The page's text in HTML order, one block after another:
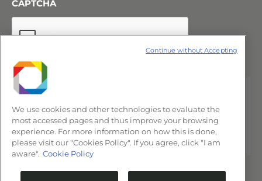
CAPTCHA
We use cookies and other technologies to evaluate the
most accessed pages and thus improve your browsing
experience. For more information on how this is done,
please visit our "Cookies Policy". If you agree, click "I am
aware". Cookie Policy
Continue without Accepting